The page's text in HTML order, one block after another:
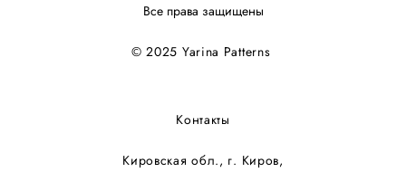
Все права защищены
© 2025 Yarina Patterns
Контакты
Кировская обл., г. Киров,